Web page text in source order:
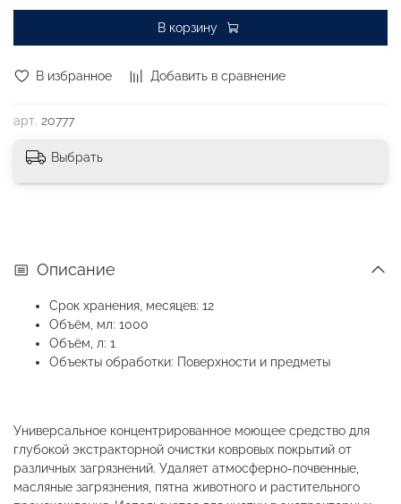
В избранное Добавить в сравнение
арт. 20777
В корзину
Выбрать
Описание
Срок хранения, месяцев: 12
Объём, мл: 1000
Объём, л: 1
Объекты обработки: Поверхности и предметы
Универсальное концентрированное моющее средство для
глубокой экстракторной очистки ковровых покрытий от
различных загрязнений. Удаляет атмосферно-почвенные,
масляные загрязнения, пятна животного и растительного